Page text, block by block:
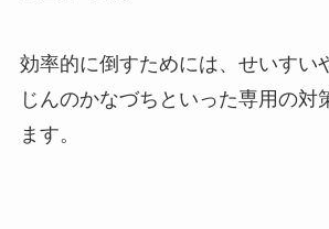
効率的に倒すためには、せいすい
じんのかなづちといった専用の対
ます。